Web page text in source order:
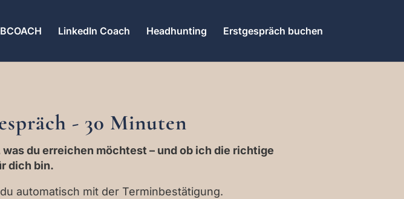
LinkedIn Coach Headhunting Erstgespräch buchen
- 30 Minuten
du erreichen möchtest – und ob ich die richtige
dich bin.
automatisch mit der Terminbestätigung.